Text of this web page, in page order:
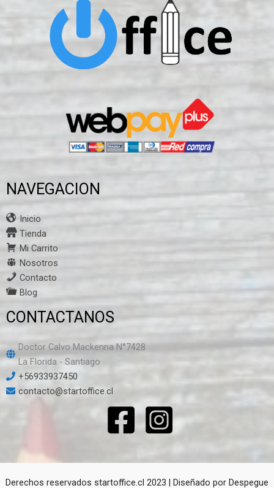
NAVEGACION
Inicio
Tienda
Mi Carrito
Nosotros
Contacto
Blog
CONTACTANOS
Doctor Calvo Mackenna N°7428
La Florida - Santiago
+56933937450
contacto@startoffice.cl
Derechos reservados startoffice.cl 2023 | Diseñado por Despegue